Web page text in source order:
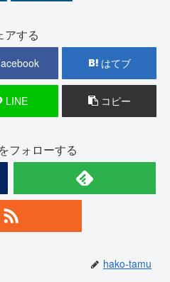
アする
はてブ
LINE コピー
フォローする
hako-tamu